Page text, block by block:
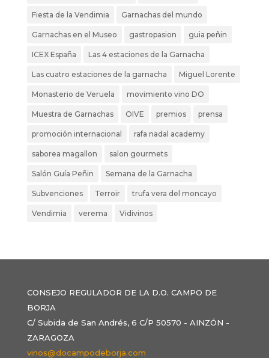
Fiesta de la Vendimia Garnachas del mundo
Garnachas en el Museo gastropasion guia peñin
ICEX España Las 4 estaciones de la Garnacha
Las cuatro estaciones de la garnacha Miguel Lorente
Monasterio de Veruela movimiento vino DO
Muestra de Garnachas OIVE premios prensa
promoción internacional rafa nadal academy
saborea magallon salon gourmets
Salón Guía Peñin Semana de la Garnacha
Subvenciones Terroir trufa vera del moncayo
Vendimia verema Vidivinos
CONSEJO REGULADOR DE LA D.O. CAMPO DE
BORJA
C/ Subida de San Andrés, 6 C/P 50570 - AINZÓN -
ZARAGOZA
vinos@docampodeborja.com